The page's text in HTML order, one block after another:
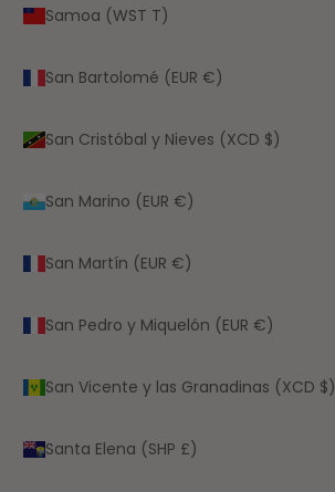
Samoa (WST T)
San Bartolomé (EUR €)
San Cristóbal y Nieves (XCD $)
San Marino (EUR €)
San Martín (EUR €)
San Pedro y Miquelón (EUR €)
San Vicente y las Granadinas (XCD $)
Santa Elena (SHP £)